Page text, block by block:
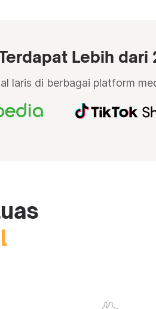
Lebih dari
laris di berbagai platform